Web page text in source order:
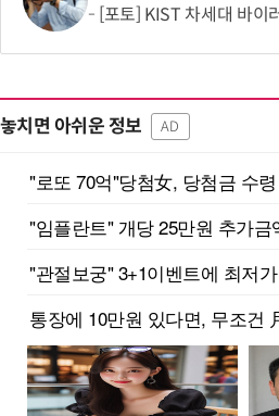
[포토] KIST 차세대 바이러스 진단
놓치면 아쉬운 정보 AD